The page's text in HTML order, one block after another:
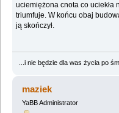
uciemiężona cnota co
triumfuje. W końcu obaj
ją skończył.
...i nie będzie dla was życia po
maziek
YaBB Administrator